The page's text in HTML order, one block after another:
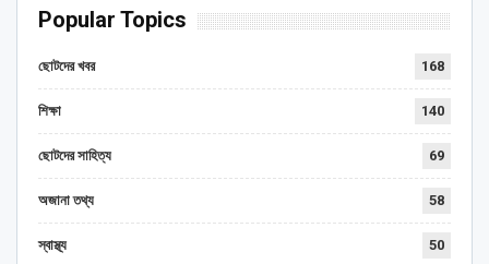
Popular Topics
ছোটদের খবর 168
শিক্ষা 140
ছোটদের সাহিত্য 69
অজানা তথ্য 58
স্বাস্থ্য 50